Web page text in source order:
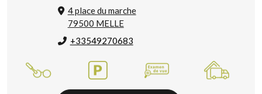
4 place du marche
79500 MELLE
+33549270683